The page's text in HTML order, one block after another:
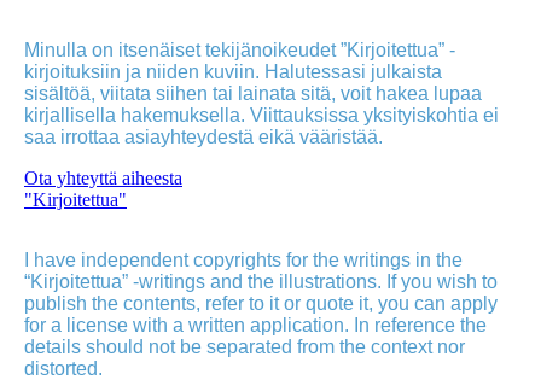
Minulla on itsenäiset tekijänoikeudet ”Kirjoitettua” -
kirjoituksiin ja niiden kuviin. Halutessasi julkaista
sisältöä, viitata siihen tai lainata sitä, voit hakea lupaa
kirjallisella hakemuksella. Viittauksissa yksityiskohtia ei
saa irrottaa asiayhteydestä eikä vääristää.
Ota yhteyttä aiheesta
"Kirjoitettua"
I have independent copyrights for the writings in the
“Kirjoitettua” -writings and the illustrations. If you wish to
publish the contents, refer to it or quote it, you can apply
for a license with a written application. In reference the
details should not be separated from the context nor
distorted.